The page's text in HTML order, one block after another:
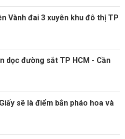
Vành đai 3 xuyên khu đô thị TP
dọc đường sắt TP HCM - Cần
sẽ là điểm bắn pháo hoa và